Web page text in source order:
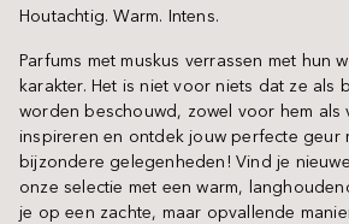
Houtachtig. Warm. Intens.
Parfums met muskus verrassen met hun
karakter. Het is niet voor niets dat ze als
worden beschouwd, zowel voor hem als
inspireren en ontdek jouw perfecte geur
bijzondere gelegenheden! Vind je
onze selectie met een warm,
je op een zachte, maar opvallende